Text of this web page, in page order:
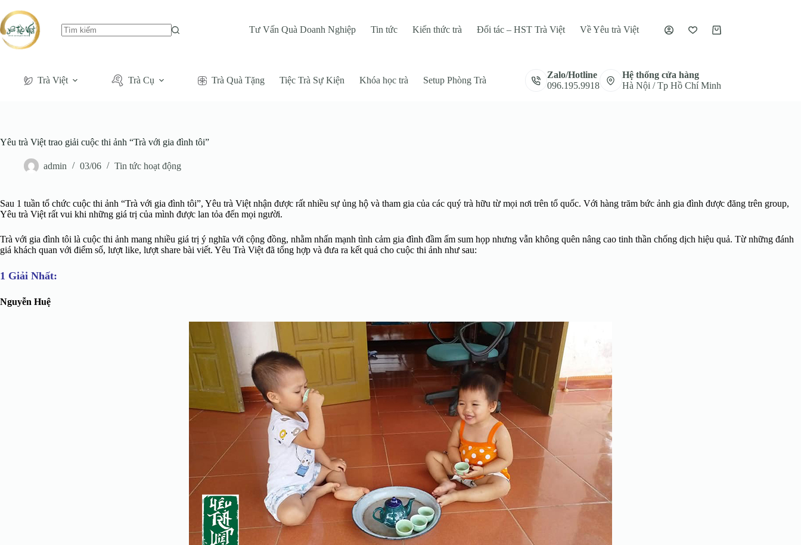
Tư Vấn Quà Doanh Nghiệp Tin tức Kiến thức trà Đối tác – HST Trà Việt Về Yêu trà Việt
Giỏ
Trà Việt Trà Cụ Trà Quà Tặng Tiệc Trà Sự Kiện Khóa học trà Setup Phòng Trà
Zalo/Hotline
096.195.9918
Hệ thống cửa hàng
Hà Nội / Tp Hồ Chí Minh
Yêu trà Việt trao giải cuộc thi ảnh “Trà với gia đình tôi”
admin 03/06 Tin tức hoạt động
Sau 1 tuần tổ chức cuộc thi ảnh “Trà với gia đình tôi”, Yêu trà Việt nhận được rất nhiều sự ủng hộ và tham gia của các quý trà hữu từ mọi nơi trên tổ quốc. Với hàng trăm bức ảnh gia đình được đăng trên group,
Yêu trà Việt rất vui khi những giá trị của mình được lan tỏa đến mọi người.
Trà với gia đình tôi là cuộc thi ảnh mang nhiều giá trị ý nghĩa với cộng đồng, nhằm nhấn mạnh tình cảm gia đình đầm ấm sum họp nhưng vẫn không quên nâng cao tinh thần chống dịch hiệu quả. Từ những đánh
giá khách quan với điểm số, lượt like, lượt share bài viết. Yêu Trà Việt đã tổng hợp và đưa ra kết quả cho cuộc thi ảnh như sau:
1 Giải Nhất:
Nguyễn Huệ